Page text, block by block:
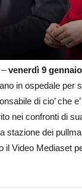
–venerdì 9 gennaio
in ospedale per
di cio’ che
nei confronti di
stazione dei
il Video Mediaset